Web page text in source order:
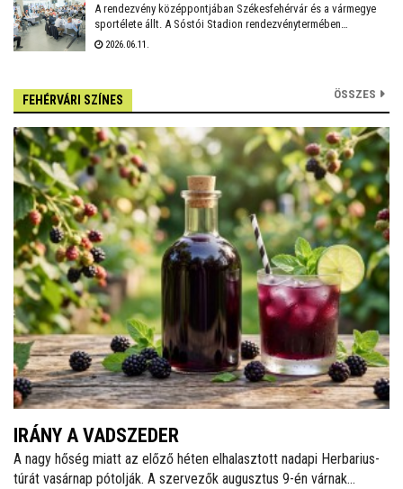
A rendezvény középpontjában Székesfehérvár és a vármegye
sportélete állt. A Sóstói Stadion rendezvénytermében
megtartott fórumon a város sportklubjainak vezetői osztották
lehetőségekről. Dr. Cser-Palkovics András a Videoton jövőjéről
is szólt.
2026.06.11.
FEHÉRVÁRI SZÍNES ÖSSZES
IRÁNY A VADSZEDER
A nagy hőség miatt az előző héten elhalasztott nadapi Herbarius-
túrát vasárnap pótolják. A szervezők augusztus 9-én várnak